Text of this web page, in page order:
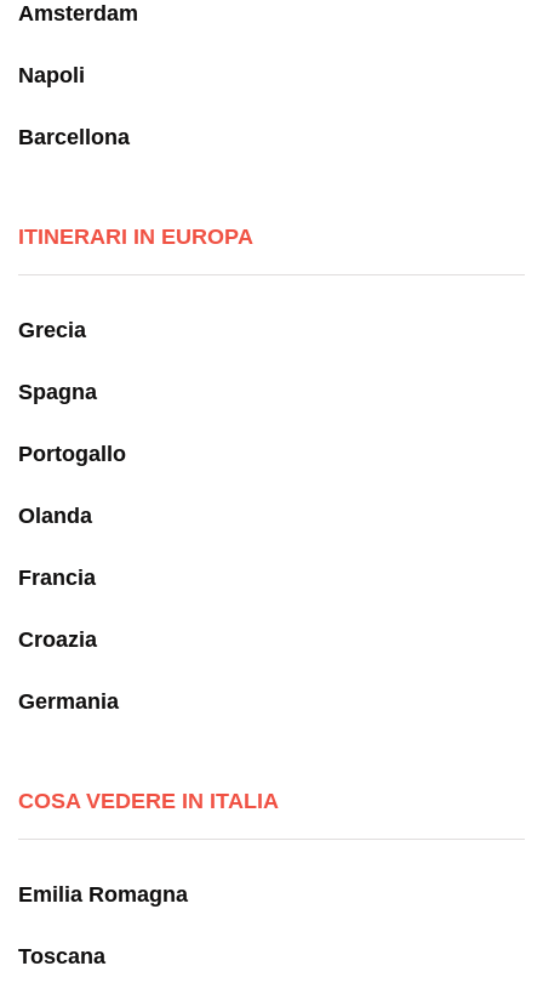
Amsterdam
Napoli
Barcellona
ITINERARI IN EUROPA
Grecia
Spagna
Portogallo
Olanda
Francia
Croazia
Germania
COSA VEDERE IN ITALIA
Emilia Romagna
Toscana